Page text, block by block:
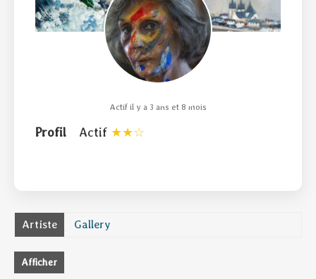
Actif il y a 3 ans et 8 mois
Profil Actif
Artiste Gallery
Afficher